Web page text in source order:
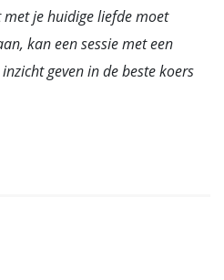
je huidige liefde moet
kan een sessie met een
geven in de beste koers